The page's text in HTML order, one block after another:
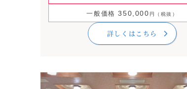
一般価格350,000 円（税抜）
詳しくはこちら